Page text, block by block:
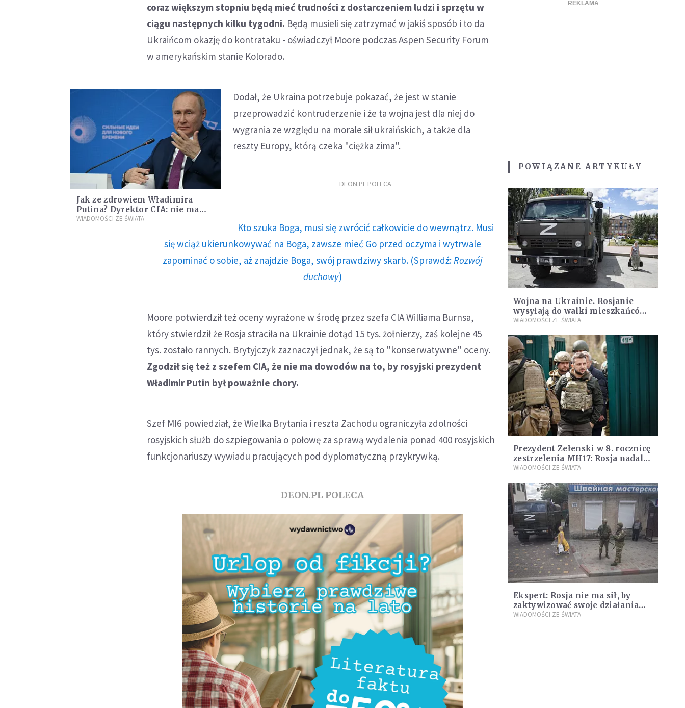
coraz większym stopniu będą mieć trudności z dostarczeniem ludzi i sprzętu w
ciągu następnych kilku tygodni. Będą musieli się zatrzymać w jakiś sposób i to da
Ukraińcom okazję do kontrataku - oświadczył Moore podczas Aspen Security Forum
w amerykańskim stanie Kolorado.
Jak ze zdrowiem Władimira
Putina? Dyrektor CIA: nie ma
żadnych danych wskazujących
WIADOMOŚCI ZE ŚWIATA
Dodał, że Ukraina potrzebuje pokazać, że jest w stanie
przeprowadzić kontruderzenie i że ta wojna jest dla niej do
wygrania ze względu na morale sił ukraińskich, a także dla
reszty Europy, którą czeka "ciężka zima".
DEON.PL POLECA
Kto szuka Boga, musi się zwrócić całkowicie do wewnątrz. Musi
się wciąż ukierunkowywać na Boga, zawsze mieć Go przed oczyma i wytrwale
zapominać o sobie, aż znajdzie Boga, swój prawdziwy skarb. (Sprawdź: Rozwój
duchowy)
Moore potwierdził też oceny wyrażone w środę przez szefa CIA Williama Burnsa,
który stwierdził że Rosja straciła na Ukrainie dotąd 15 tys. żołnierzy, zaś kolejne 45
tys. zostało rannych. Brytyjczyk zaznaczył jednak, że są to "konserwatywne" oceny.
Zgodził się też z szefem CIA, że nie ma dowodów na to, by rosyjski prezydent
Władimir Putin był poważnie chory.
Szef MI6 powiedział, że Wielka Brytania i reszta Zachodu ograniczyła zdolności
rosyjskich służb do szpiegowania o połowę za sprawą wydalenia ponad 400 rosyjskich
funkcjonariuszy wywiadu pracujących pod dyplomatyczną przykrywką.
DEON.PL POLECA
POWIĄZANE ARTYKUŁY
Wojna na Ukrainie. Rosjanie
wysyłają do walki mieszkańców
okupowanych miast
WIADOMOŚCI ZE ŚWIATA
Prezydent Zełenski w 8. rocznicę
zestrzelenia MH17: Rosja nadal
sieje śmierć
WIADOMOŚCI ZE ŚWIATA
Ekspert: Rosja nie ma sił, by
zaktywizować swoje działania
bojowe
WIADOMOŚCI ZE ŚWIATA